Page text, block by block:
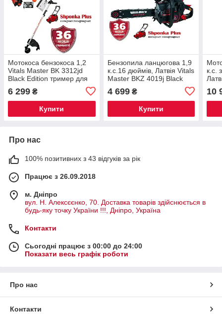
Мотокоса бензокоса 1,2
Vitals Master BK 3312jd
Black Edition тример для
6 299 ₴
Купити
Бензопила ланцюгова 1,9
к.с.16 дюймів, Латвія Vitals
Master BKZ 4019j Black
4 699₴
Купити
к.с.
10
Про нас
100% позитивних з 43 відгуків за рік
Працює з 26.09.2018
м. Дніпро
вул. Н. Алексєєнко, 70. Доставка товарів здійснюється в
будь-яку точку України !!!, Дніпро, Україна
Контакти
Сьогодні працює з 00:00 до 24:00
Показати весь графік роботи
Про нас
Контакти